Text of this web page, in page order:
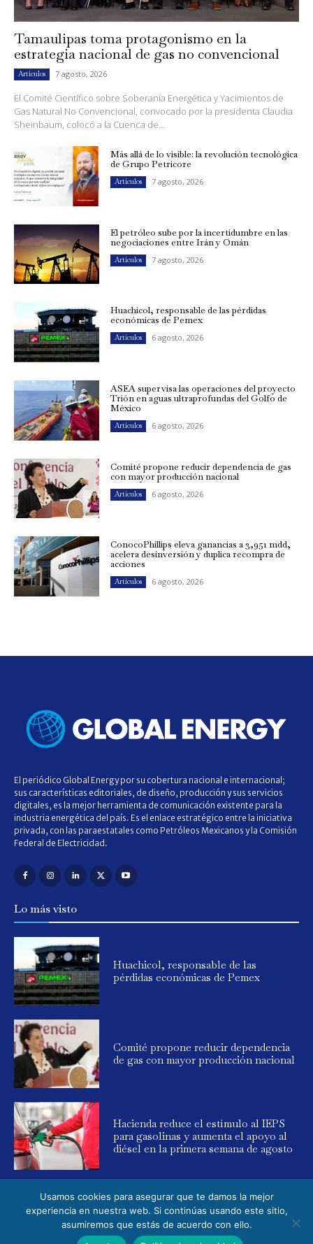
Tamaulipas toma protagonismo en la
estrategia nacional de gas no convencional
Artículos 7 agosto, 2026
El Comité Científico sobre Soberanía Energética y Yacimientos de
Gas Natural No Convencional, convocado por la presidenta Claudia
Sheinbaum, colocó a la Cuenca de...
Más allá de lo visible: la revolución tecnológica
de Grupo Petricore
Artículos 7 agosto, 2026
El petróleo sube por la incertidumbre en las
negociaciones entre Irán y Omán
Artículos 7 agosto, 2026
Huachicol, responsable de las pérdidas
económicas de Pemex
Artículos 6 agosto, 2026
ASEA supervisa las operaciones del proyecto
Trión en aguas ultraprofundas del Golfo de
México
Artículos 6 agosto, 2026
Comité propone reducir dependencia de gas
con mayor producción nacional
Artículos 6 agosto, 2026
ConocoPhillips eleva ganancias a 3,951 mdd,
acelera desinversión y duplica recompra de
acciones
Artículos 6 agosto, 2026
El periódico Global Energy por su cobertura nacional e internacional;
sus características editoriales, de diseño, producción y sus servicios
digitales, es la mejor herramienta de comunicación existente para la
industria energética del país. Es el enlace estratégico entre la iniciativa
privada, con las paraestatales como Petróleos Mexicanos y la Comisión
Federal de Electricidad.
Lo más visto
Huachicol, responsable de las
pérdidas económicas de Pemex
Comité propone reducir dependencia
de gas con mayor producción nacional
Hacienda reduce el estímulo al IEPS
para gasolinas y aumenta el apoyo al
diésel en la primera semana de agosto
© 2025 Global Energy. Todos los derechos reservados. Powered by
Usamos cookies para asegurar que te damos la mejor
experiencia en nuestra web. Si continúas usando este sitio,
asumiremos que estás de acuerdo con ello.